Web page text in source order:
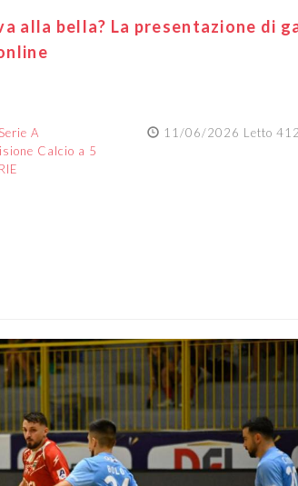
alla bella? La presentazione di
11/06/2026 Letto
Serie A
Calcio a 5